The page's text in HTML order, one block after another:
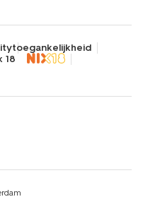
toegankelijkheid
18